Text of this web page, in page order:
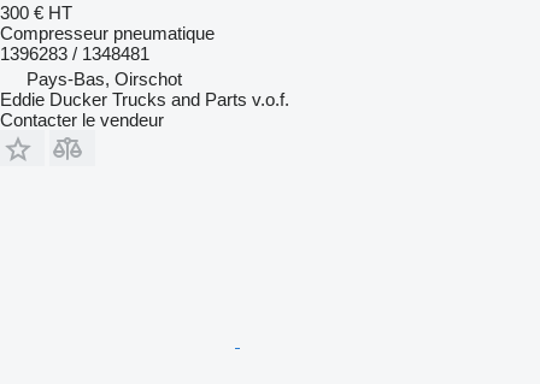
300 € HT
Compresseur pneumatique
1396283 / 1348481
Pays-Bas, Oirschot
Eddie Ducker Trucks and Parts v.o.f.
Contacter le vendeur